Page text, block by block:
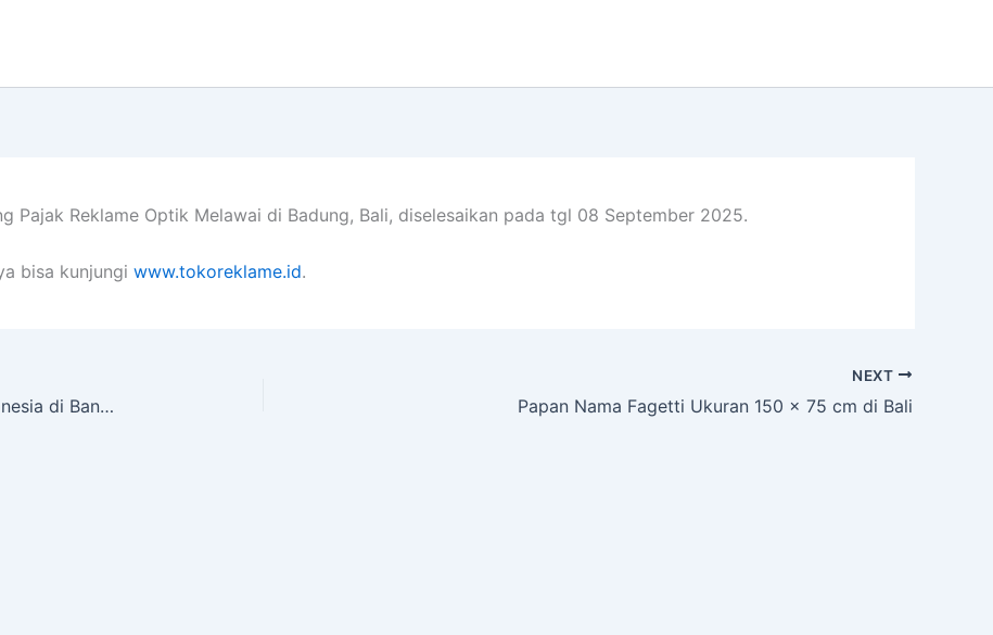
Pajak Reklame Optik Melawai di Badung, Bali, diselesaikan pada tgl 08 September 2025.
bisa kunjungi www.tokoreklame.id.
Branding Stiker Kaca Mobil PT. Happy Pet Indonesia di Banjarbaru
NEXT
Papan Nama Fagetti Ukuran 150 x 75 cm di Bali